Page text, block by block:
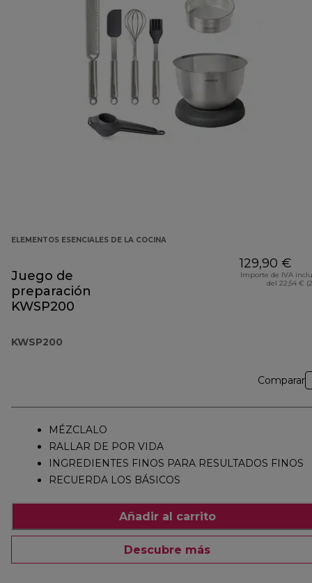
ELEMENTOS ESENCIALES DE LA COCINA
Juego de
preparación
KWSP200
KWSP200
129,90 €
Importe de IVA
del 22,54 €
Comparar
MÉZCLALO
RALLAR DE POR VIDA
INGREDIENTES FINOS PARA RESULTADOS FINOS
RECUERDA LOS BÁSICOS
Añadir al carrito
Descubre más